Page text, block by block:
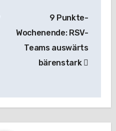
9 Punkte-
Wochenende: RSV-
Teams auswärts
bärenstark